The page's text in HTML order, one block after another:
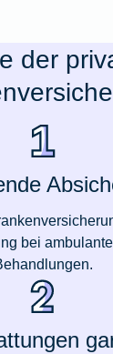
der
bei